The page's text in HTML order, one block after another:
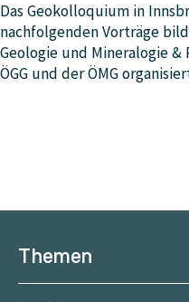
Das Geokolloquium in
nachfolgenden Vorträge
Geologie und Mineralogie
ÖGG und der ÖMG
Themen